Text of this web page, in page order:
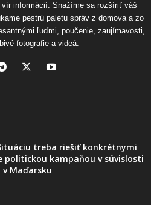
informácií. Snažíme sa rozšíriť váš
pestrú paletu správ z domova a zo
ľuďmi, poučenie, zaujímavosti,
fotografie a videá.
treba riešiť konkrétnymi
politickou kampaňou v súvislosti
Maďarsku